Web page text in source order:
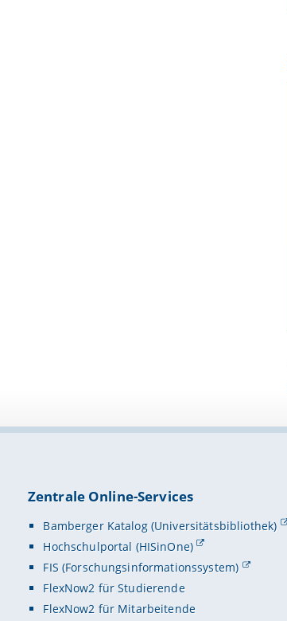
Zentrale Online-Services
Bamberger Katalog (Universitätsbibliothek)
Hochschulportal (HISinOne)
FIS (Forschungsinformationssystem)
FlexNow2 für Studierende
FlexNow2 für Mitarbeitende